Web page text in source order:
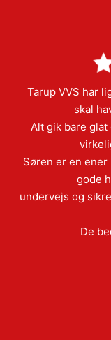
Tarup VVS har
skal
Alt gik bare
Søren er en
gode
undervejs og
De